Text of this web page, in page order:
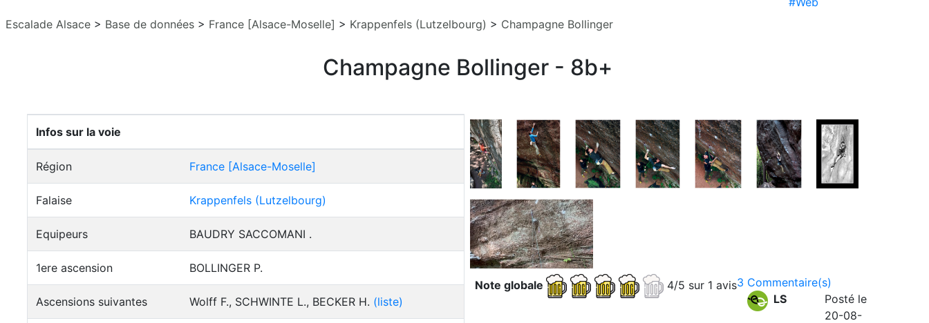
Escalade Alsace > Base de données > France [Alsace-Moselle] > Krappenfels (Lutzelbourg) > Champagne Bollinger
Champagne Bollinger - 8b+
Infos sur la voie
Région France [Alsace-Moselle]
Falaise Krappenfels (Lutzelbourg)
Equipeurs BAUDRY SACCOMANI .
1ere ascension BOLLINGER P.
Ascensions suivantes Wolff F., SCHWINTE L., BECKER H. (liste)
3 Commentaire(s)
Note globale
4/5 sur 1 avis
LS
Posté le
20-08-